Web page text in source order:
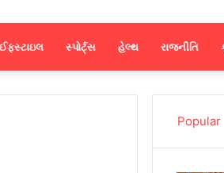
સ્પોર્ટ્સ હેલ્થ રાજનીતિ
Popular